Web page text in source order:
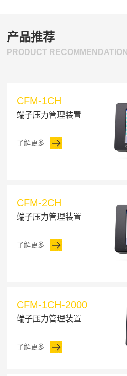
产品推荐
PRODUCT RECOMMENDATION
CFM-1CH
端子压力管理装置
了解更多
CFM-2CH
端子压力管理装置
了解更多
CFM-1CH-2000
端子压力管理装置
了解更多